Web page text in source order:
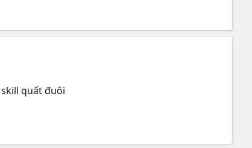
quất đuôi